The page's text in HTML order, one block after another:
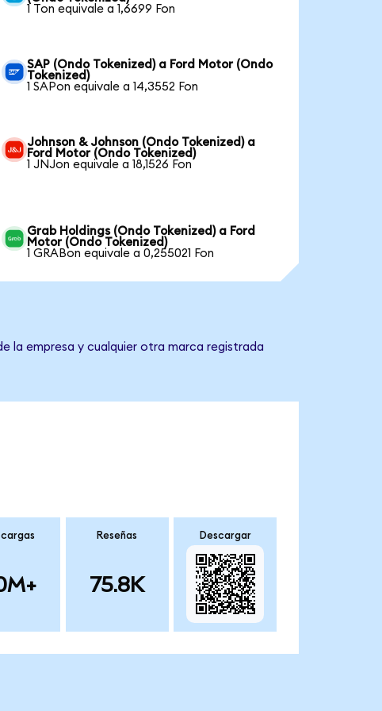
1 Ton equivale a 1,6699 Fon
SAP (Ondo Tokenized) a Ford Motor (Ondo
Tokenized)
1 SAPon equivale a 14,3552 Fon
Johnson & Johnson (Ondo Tokenized) a
Ford Motor (Ondo Tokenized)
1 JNJon equivale a 18,1526 Fon
Grab Holdings (Ondo Tokenized) a Ford
Motor (Ondo Tokenized)
1 GRABon equivale a 0,255021 Fon
la empresa y cualquier otra marca registrada
Reseñas
75.8K
Descargar